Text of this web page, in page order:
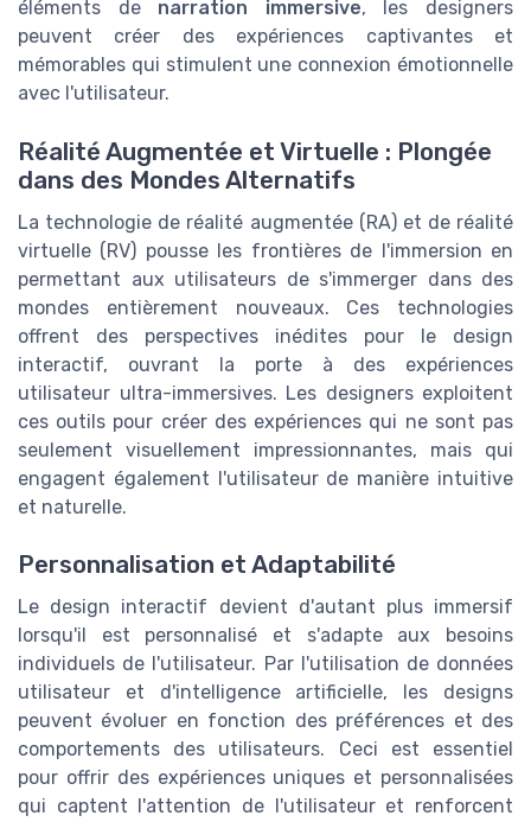
éléments de narration immersive, les designers
peuvent créer des expériences captivantes et
mémorables qui stimulent une connexion émotionnelle
avec l'utilisateur.
Réalité Augmentée et Virtuelle : Plongée
dans des Mondes Alternatifs
La technologie de réalité augmentée (RA) et de réalité
virtuelle (RV) pousse les frontières de l'immersion en
permettant aux utilisateurs de s'immerger dans des
mondes entièrement nouveaux. Ces technologies
offrent des perspectives inédites pour le design
interactif, ouvrant la porte à des expériences
utilisateur ultra-immersives. Les designers exploitent
ces outils pour créer des expériences qui ne sont pas
seulement visuellement impressionnantes, mais qui
engagent également l'utilisateur de manière intuitive
et naturelle.
Personnalisation et Adaptabilité
Le design interactif devient d'autant plus immersif
lorsqu'il est personnalisé et s'adapte aux besoins
individuels de l'utilisateur. Par l'utilisation de données
utilisateur et d'intelligence artificielle, les designs
peuvent évoluer en fonction des préférences et des
comportements des utilisateurs. Ceci est essentiel
pour offrir des expériences uniques et personnalisées
qui captent l'attention de l'utilisateur et renforcent